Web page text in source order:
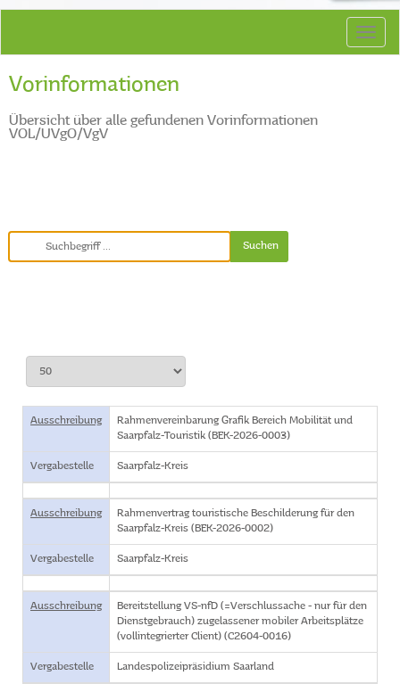
Vorinformationen
Übersicht über alle gefundenen Vorinformationen
VOL/UVgO/VgV
Ausschreibung
Rahmenvereinbarung Grafik Bereich Mobilität und
Saarpfalz-Touristik (BEK-2026-0003)
Vergabestelle Saarpfalz-Kreis
Ausschreibung
Rahmenvertrag touristische Beschilderung für den
Saarpfalz-Kreis (BEK-2026-0002)
Vergabestelle Saarpfalz-Kreis
Ausschreibung
Bereitstellung VS-nfD (=Verschlussache - nur für den
Dienstgebrauch) zugelassener mobiler Arbeitsplätze
(vollintegrierter Client) (C2604-0016)
Vergabestelle Landespolizeipräsidium Saarland